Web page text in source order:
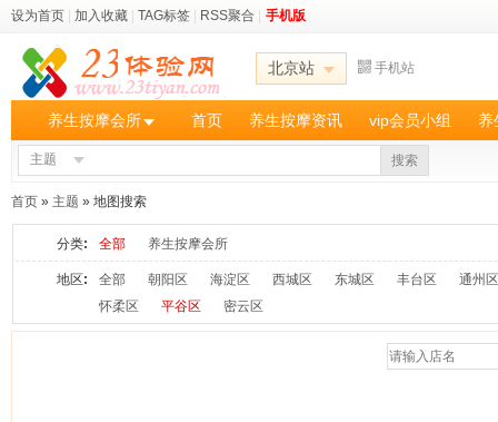
设为首页 加入收藏 TAG标签 RSS聚合 手机版
北京站 手机站
养生按摩会所 首页 养生按摩资讯 vip会员小组 养
主题 搜索
首页 » 主题 » 地图搜索
分类: 全部 养生按摩会所
地区: 全部 朝阳区 海淀区 西城区 东城区 丰台区
通州区
怀柔区
平谷区 密云区